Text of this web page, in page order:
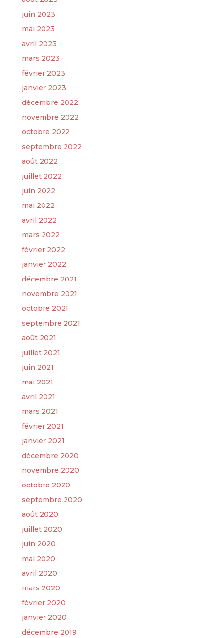
juin 2023
mai 2023
avril 2023
mars 2023
février 2023
janvier 2023
décembre 2022
novembre 2022
octobre 2022
septembre 2022
août 2022
juillet 2022
juin 2022
mai 2022
avril 2022
mars 2022
février 2022
janvier 2022
décembre 2021
novembre 2021
octobre 2021
septembre 2021
août 2021
juillet 2021
juin 2021
mai 2021
avril 2021
mars 2021
février 2021
janvier 2021
décembre 2020
novembre 2020
octobre 2020
septembre 2020
août 2020
juillet 2020
juin 2020
mai 2020
avril 2020
mars 2020
février 2020
janvier 2020
décembre 2019